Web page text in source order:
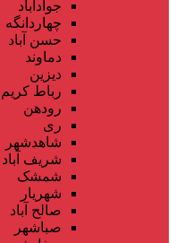
جوادآباد
چهاردانگه
حسن آباد
دماوند
دیزین
رباط کریم
رودهن
ری
شاهدشهر
شریف آباد
شمشک
شهریار
صالح آباد
صباشهر